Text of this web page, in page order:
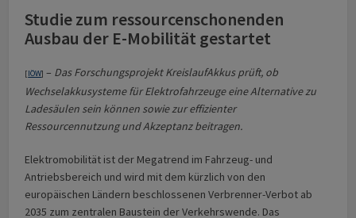
Studie zum ressourcenschonenden
Ausbau der E-Mobilität gestartet
[IÖW] – Das Forschungsprojekt KreislaufAkkus prüft, ob
Wechselakkusysteme für Elektrofahrzeuge eine Alternative zu
Ladesäulen sein können sowie zur effizienter
Ressourcennutzung und Akzeptanz beitragen.
Elektromobilität ist der Megatrend im Fahrzeug- und
Antriebsbereich und wird mit dem kürzlich von den
europäischen Ländern beschlossenen Verbrenner-Verbot ab
2035 zum zentralen Baustein der Verkehrswende. Das